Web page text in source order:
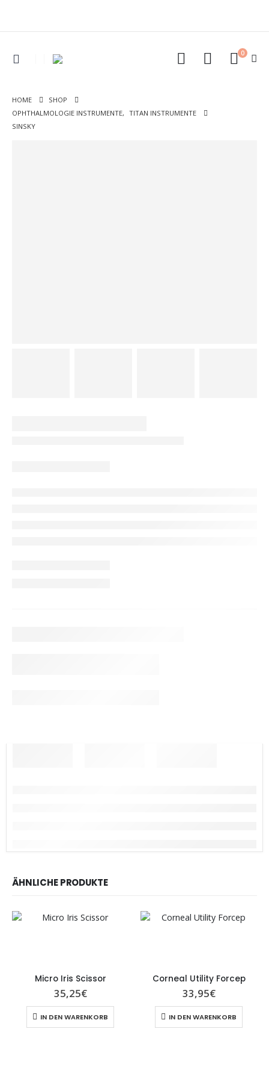
0
HOME
SHOP
OPHTHALMOLOGIE INSTRUMENTE, TITAN INSTRUMENTE
SINSKY
ÄHNLICHE PRODUKTE
Micro Iris Scissor
35,25€
IN DEN WARENKORB
Corneal Utility Forcep
33,95€
IN DEN WARENKORB